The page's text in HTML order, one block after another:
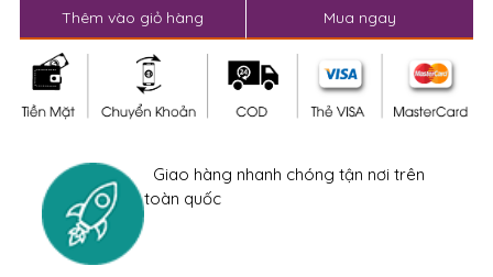
Thêm vào giỏ hàng Mua ngay
Giao hàng nhanh chóng tận nơi trên
toàn quốc